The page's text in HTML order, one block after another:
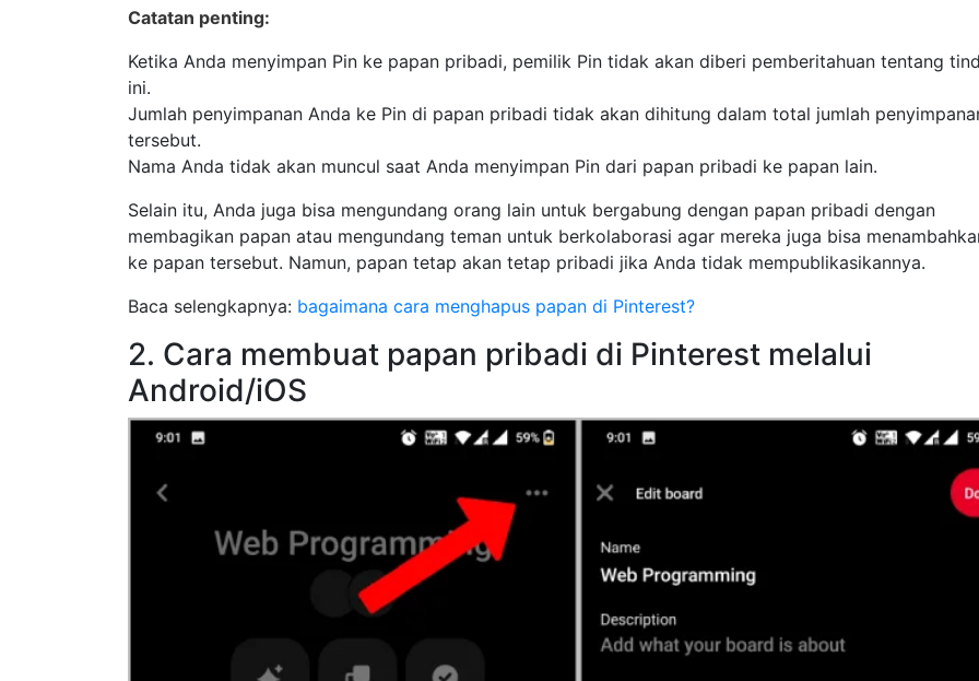
Catatan penting:
Ketika Anda menyimpan Pin ke papan pribadi, pemilik Pin tidak akan diberi pemberitahuan tentang
ini.
Jumlah penyimpanan Anda ke Pin di papan pribadi tidak akan dihitung dalam total jumlah
tersebut.
Nama Anda tidak akan muncul saat Anda menyimpan Pin dari papan pribadi ke papan lain.
Selain itu, Anda juga bisa mengundang orang lain untuk bergabung dengan papan pribadi dengan
membagikan papan atau mengundang teman untuk berkolaborasi agar mereka juga bisa
ke papan tersebut. Namun, papan tetap akan tetap pribadi jika Anda tidak mempublikasikannya.
Baca selengkapnya: bagaimana cara menghapus papan di Pinterest?
2. Cara membuat papan pribadi di Pinterest melalui
Android/iOS